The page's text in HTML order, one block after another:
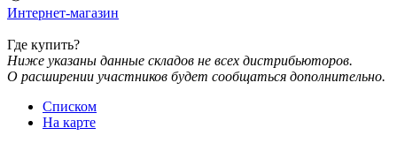
Интернет-магазин
Где купить?
Ниже указаны данные складов не всех дистрибьюторов.
О расширении участников будет сообщаться дополнительно.
Списком
На карте